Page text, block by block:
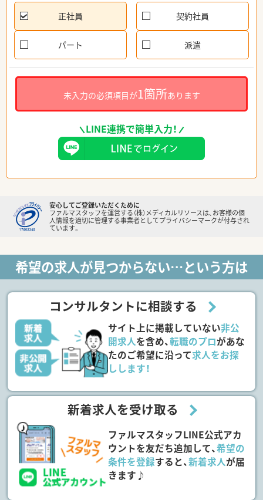
正社員 契約社員
パート 派遣
未入力の必須項目が1箇所あります
LINE連携で簡単入力！
安心してご登録いただくために
ファルマスタッフを運営する（株）メディカルリソースは、お客様の個
人情報を適切に管理する事業者としてプライバシーマークが付与され
ています。
希望の求人が見つからない…という方は
コンサルタントに相談する
サイト上に掲載していない非公
開求人を含め、転職のプロがあな
たのご希望に沿って求人をお探
しします！
新着求人を受け取る
ファルマスタッフLINE公式アカ
ウントを友だち追加して、希望の
条件を登録すると、新着求人が届
きます♪